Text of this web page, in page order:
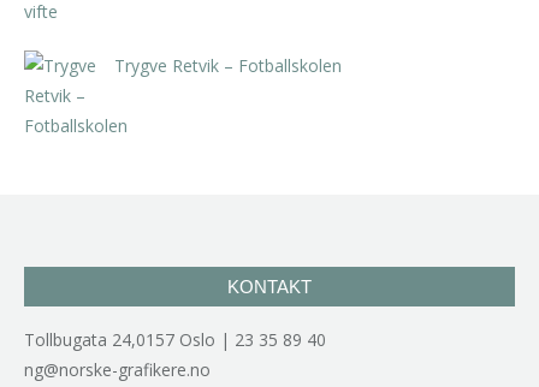
Trygve Retvik – Fotballskolen
KONTAKT
Tollbugata 24,0157 Oslo | 23 35 89 40
ng@norske-grafikere.no